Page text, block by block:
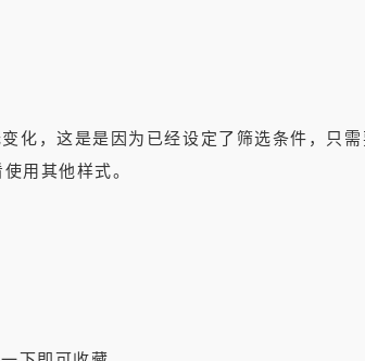
化，这是是因为已经设定了筛选条件，只
用其他样式。